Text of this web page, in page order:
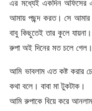
এর মধ্যেই একদিন অফিসের
আমায় পছন্দ করত। সে
বাবু কিছুতেই তার কুলে
রুপা অই দিনের মত চলে গেল।
আমি ভাবলাম এত কষ্ট করার
কথা বলে। বাবা মা টুকটাক।
আমি রুপাকে বিয়ে করে